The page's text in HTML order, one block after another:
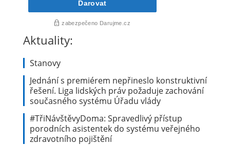
Aktuality:
Stanovy
Jednání s premiérem nepřineslo konstruktivní
řešení. Liga lidských práv požaduje zachování
současného systému Úřadu vlády
#TřiNávštěvyDoma: Spravedlivý přístup
porodních asistentek do systému veřejného
zdravotního pojištění